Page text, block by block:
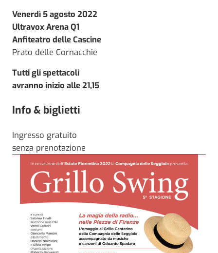
Venerdì 5 agosto 2022
Ultravox Arena Q1
Anfiteatro delle Cascine
Prato delle Cornacchie
Tutti gli spettacoli
avranno inizio alle 21,15
Info & biglietti
Ingresso gratuito
senza prenotazione